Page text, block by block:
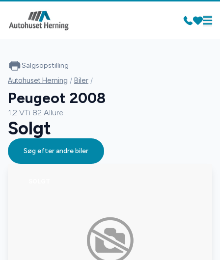
Salgsopstilling
Autohuset Herning / Biler /
Peugeot 2008
1,2 VTi 82 Allure
Solgt
Søg efter andre biler